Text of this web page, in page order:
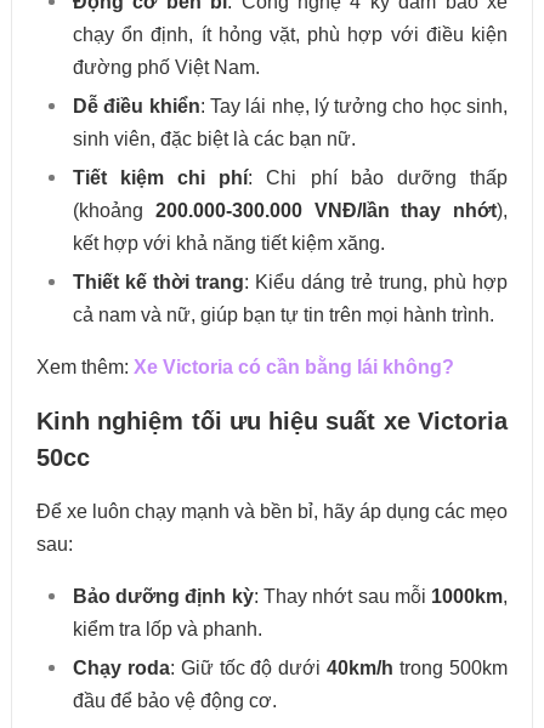
chạy ổn định, ít hỏng vặt, phù hợp với điều kiện
đường phố Việt Nam.
Dễ điều khiển: Tay lái nhẹ, lý tưởng cho học sinh,
sinh viên, đặc biệt là các bạn nữ.
Tiết kiệm chi phí: Chi phí bảo dưỡng thấp
(khoảng 200.000-300.000 VNĐ/lần thay nhớt),
kết hợp với khả năng tiết kiệm xăng.
Thiết kế thời trang: Kiểu dáng trẻ trung, phù hợp
cả nam và nữ, giúp bạn tự tin trên mọi hành trình.
Xem thêm: Xe Victoria có cần bằng lái không?
Kinh nghiệm tối ưu hiệu suất xe Victoria
50cc
Để xe luôn chạy mạnh và bền bỉ, hãy áp dụng các mẹo
sau:
Bảo dưỡng định kỳ: Thay nhớt sau mỗi 1000km,
kiểm tra lốp và phanh.
Chạy roda: Giữ tốc độ dưới40km/h trong 500km
đầu để bảo vệ động cơ.